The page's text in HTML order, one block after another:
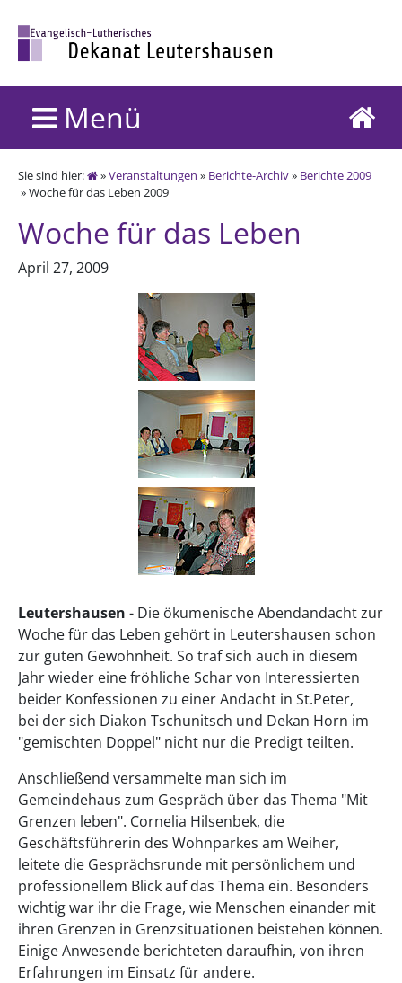
Menü
Sie sind hier: »Veranstaltungen » Berichte-Archiv» Berichte 2009
» Woche für das Leben 2009
Woche für das Leben
April 27, 2009
Leutershausen - Die ökumenische Abendandacht zur
Woche für das Leben gehört in Leutershausen schon
zur guten Gewohnheit. So traf sich auch in diesem
Jahr wieder eine fröhliche Schar von Interessierten
beider Konfessionen zu einer Andacht in St.Peter,
bei der sich Diakon Tschunitsch und Dekan Horn im
"gemischten Doppel" nicht nur die Predigt teilten.
Anschließend versammelte man sich im
Gemeindehaus zum Gespräch über das Thema "Mit
Grenzen leben". Cornelia Hilsenbek, die
Geschäftsführerin des Wohnparkes am Weiher,
leitete die Gesprächsrunde mit persönlichem und
professionellem Blick auf das Thema ein. Besonders
wichtig war ihr die Frage, wie Menschen einander mit
ihren Grenzen in Grenzsituationen beistehen können.
Einige Anwesende berichteten daraufhin, von ihren
Erfahrungen im Einsatz für andere.